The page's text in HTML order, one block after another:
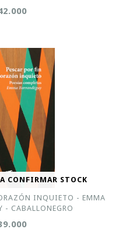
CONFIRMAR STOCK
INQUIETO - EMMA
- CABALLONEGRO